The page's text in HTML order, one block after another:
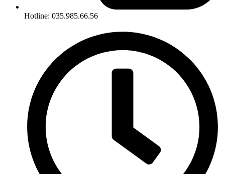
Hotline: 035.985.66.56